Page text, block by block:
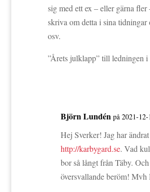
sig med ett ex – eller gärna fler
skriva om detta i sina tidningar
osv.
”Årets julklapp” till ledningen
Björn Lundén på 2021-
Hej Sverker! Jag har
http://karbygard.se. Vad
bor så långt från Täby.
översvallande beröm! Mvh